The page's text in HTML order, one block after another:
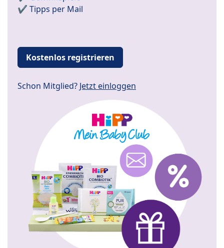
✔️ Tipps per Mail
Kostenlos registrieren
Schon Mitglied? Jetzt einloggen